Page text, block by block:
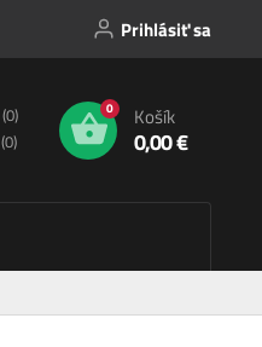
Prihlásiť sa
(0)
(0)
0 Košík
0,00 €